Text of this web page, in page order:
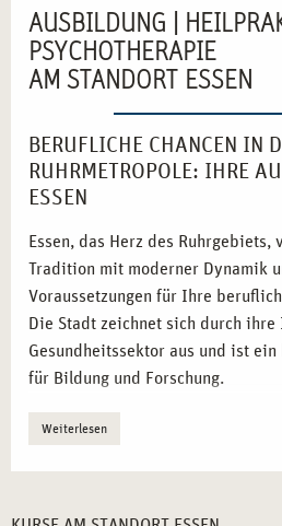
AUSBILDUNG |
PSYCHOTHERAPIE
AM STANDORT ESSEN
BERUFLICHE CHANCEN IN
RUHRMETROPOLE: IHRE
ESSEN
Essen, das Herz des
Tradition mit moderner Dynamik
Voraussetzungen für Ihre
Die Stadt zeichnet sich durch
Gesundheitssektor aus und ist
für Bildung und Forschung.
Industrie trifft Innovation:
Wandel von der Industriekultur
Weiterlesen